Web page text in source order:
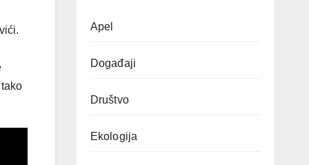
Apel
Događaji
Društvo
Ekologija